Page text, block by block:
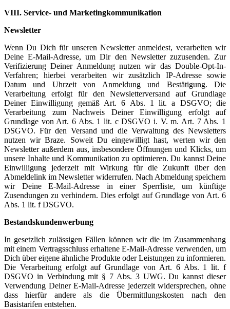
VIII. Service- und Marketingkommunikation
Newsletter
Wenn Du Dich für unseren Newsletter anmeldest, verarbeiten wir
Deine E-Mail-Adresse, um Dir den Newsletter zuzusenden. Zur
Verifizierung Deiner Anmeldung nutzen wir das Double-Opt-In-
Verfahren; hierbei verarbeiten wir zusätzlich IP-Adresse sowie
Datum und Uhrzeit von Anmeldung und Bestätigung. Die
Verarbeitung erfolgt für den Newsletterversand auf Grundlage
Deiner Einwilligung gemäß Art. 6 Abs. 1 lit. a DSGVO; die
Verarbeitung zum Nachweis Deiner Einwilligung erfolgt auf
Grundlage von Art. 6 Abs. 1 lit. c DSGVO i. V. m. Art. 7 Abs. 1
DSGVO. Für den Versand und die Verwaltung des Newsletters
nutzen wir Braze. Soweit Du eingewilligt hast, werten wir den
Newsletter außerdem aus, insbesondere Öffnungen und Klicks, um
unsere Inhalte und Kommunikation zu optimieren. Du kannst Deine
Einwilligung jederzeit mit Wirkung für die Zukunft über den
Abmeldelink im Newsletter widerrufen. Nach Abmeldung speichern
wir Deine E-Mail-Adresse in einer Sperrliste, um künftige
Zusendungen zu verhindern. Dies erfolgt auf Grundlage von Art. 6
Abs. 1 lit. f DSGVO.
Bestandskundenwerbung
In gesetzlich zulässigen Fällen können wir die im Zusammenhang
mit einem Vertragsschluss erhaltene E-Mail-Adresse verwenden, um
Dich über eigene ähnliche Produkte oder Leistungen zu informieren.
Die Verarbeitung erfolgt auf Grundlage von Art. 6 Abs. 1 lit. f
DSGVO in Verbindung mit § 7 Abs. 3 UWG. Du kannst dieser
Verwendung Deiner E-Mail-Adresse jederzeit widersprechen, ohne
dass hierfür andere als die Übermittlungskosten nach den
Basistarifen entstehen.